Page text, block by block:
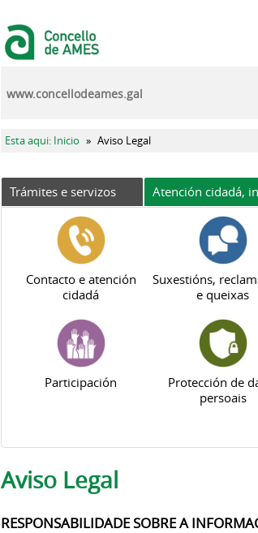
www.concellodeames.gal
Vostede está aquí
Esta aqui: Inicio » Aviso Legal
Trámites e servizos Atención cidadá,
Contacto e atención
cidadá
Suxestións,
e queixas
Participación
Protección de
persoais
Pestanas principais
Aviso Legal
RESPONSABILIDADE SOBRE A